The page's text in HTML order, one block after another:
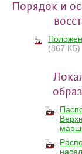
Порядок и
(867 КБ)